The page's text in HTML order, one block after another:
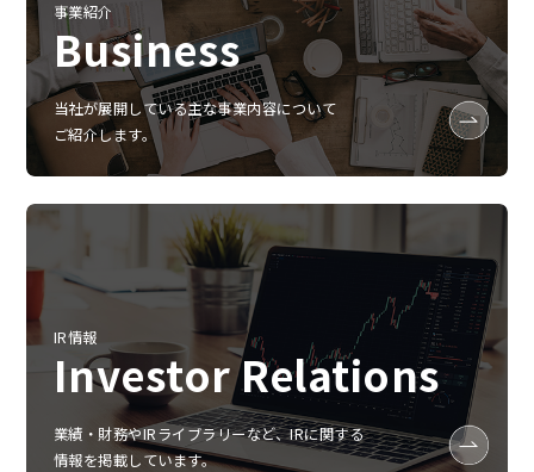
事業紹介
Business
当社が展開している主な事業内容について
ご紹介します。
IR情報
Investor Relations
業績‧財務やIRライブラリーなど、IRに関する
情報を掲載しています。